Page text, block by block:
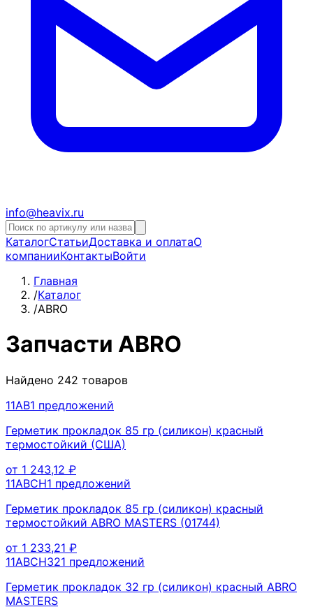
info@heavix.ru
КаталогСтатьиДоставка и оплатаО
компанииКонтактыВойти
Главная
/Каталог
/ABRO
Запчасти ABRO
Найдено 242 товаров
11AB1 предложений
Герметик прокладок 85 гр (силикон) красный
термостойкий (США)
от 1 243,12 ₽
11ABCH1 предложений
Герметик прокладок 85 гр (силикон) красный
термостойкий ABRO MASTERS (01744)
от 1 233,21 ₽
11ABCH321 предложений
Герметик прокладок 32 гр (силикон) красный ABRO
MASTERS